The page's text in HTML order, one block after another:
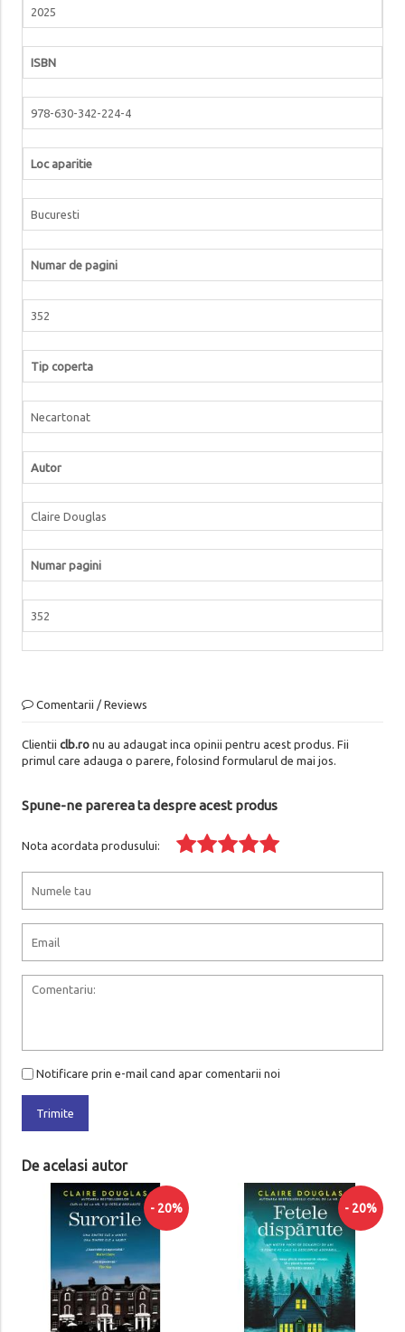
2025
ISBN
978-630-342-224-4
Loc aparitie
Bucuresti
Numar de pagini
352
Tip coperta
Necartonat
Autor
Claire Douglas
Numar pagini
352
Comentarii / Reviews
Clientii clb.ronu au adaugat inca opinii pentru acest produs. Fii
primul care adauga o parere, folosind formularul de mai jos.
Spune-ne parerea ta despre acest produs
Nota acordata produsului:
Notificare prin e-mail cand apar comentarii noi
Trimite
De acelasi autor
- 20% - 20%